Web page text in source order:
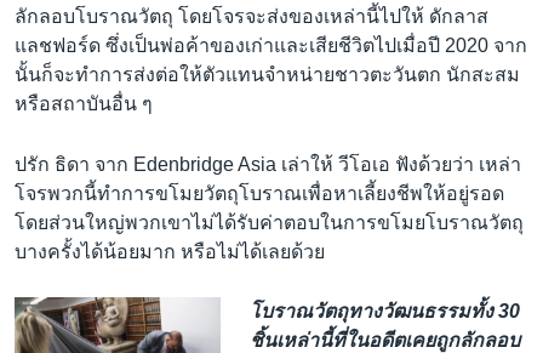
ลักลอบโบราณวัตถุ โดยโจรจะส่งของเหล่านี้ไปให้ ดักลาส
แลชฟอร์ด ซึ่งเป็นพ่อค้าของเก่าและเสียชีวิตไปเมื่อปี 2020 จาก
นั้นก็จะทำการส่งต่อให้ตัวแทนจำหน่ายชาวตะวันตก นักสะสม
หรือสถาบันอื่น ๆ
ปรัก ธิดา จาก Edenbridge Asia เล่าให้ วีโอเอ ฟังด้วยว่า เหล่า
โจรพวกนี้ทำการขโมยวัตถุโบราณเพื่อหาเลี้ยงชีพให้อยู่รอด
โดยส่วนใหญ่พวกเขาไม่ได้รับค่าตอบในการขโมยโบราณวัตถุ
บางครั้งได้น้อยมาก หรือไม่ได้เลยด้วย
โบราณวัตถุทางวัฒนธรรมทั้ง 30
ชิ้นเหล่านี้ที่ในอดีตเคยถูกลักลอบ